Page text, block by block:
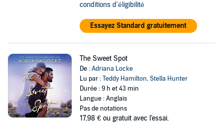
conditions d'éligibilité
Essayez Standard gratuitement
The Sweet Spot
De :Adriana Locke
Lu par :Teddy Hamilton,Stella Hunter
Durée : 9 h et 43 min
Langue : Anglais
Pas de notations
17,98 € ou gratuit avec l'essai.